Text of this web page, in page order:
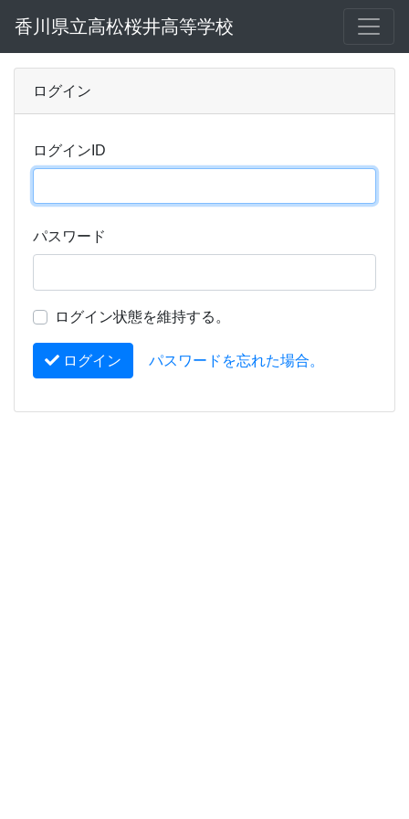
香川県立高松桜井高等学校
ログイン
ログインID
パスワード
ログイン状態を維持する。
ログイン パスワードを忘れた場合。